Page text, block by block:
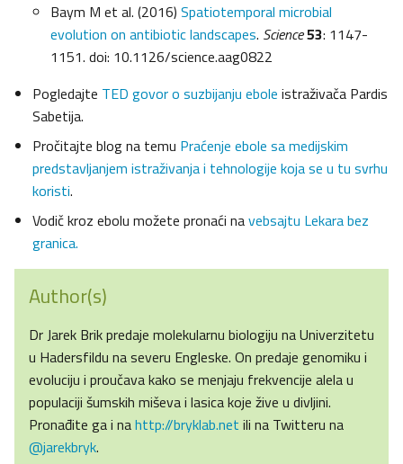
Baym M et al. (2016) Spatiotemporal microbial
evolution on antibiotic landscapes. Science53: 1147-
1151. doi: 10.1126/science.aag0822
Pogledajte TED govor o suzbijanju ebole istraživača Pardis
Sabetija.
Pročitajte blog na temu Praćenje ebole sa medijskim
predstavljanjem istraživanja i tehnologije koja se u tu svrhu
koristi.
Vodič kroz ebolu možete pronaći navebsajtu Lekara bez
granica.
Author(s)
Dr Jarek Brik predaje molekularnu biologiju na Univerzitetu
u Hadersfildu na severu Engleske. On predaje genomiku i
evoluciju i proučava kako se menjaju frekvencije alela u
populaciji šumskih miševa i lasica koje žive u divljini.
Pronađite ga i nahttp://bryklab.net ili na Twitteru na
@jarekbryk.